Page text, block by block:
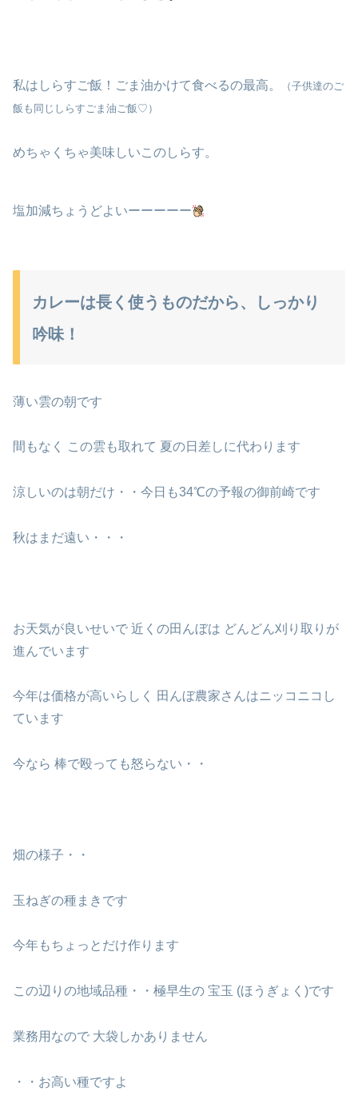
私はしらすご飯！ごま油かけて食べるの最高。
（子供達のご
飯も同じしらすごま油ご飯♡）
めちゃくちゃ美味しいこのしらす。
塩加減ちょうどよいーーーーー
カレーは長く使うものだから、しっかり
吟味！
薄い雲の朝です
間もなく この雲も取れて 夏の日差しに代わります
涼しいのは朝だけ・・今日も34℃の予報の御前崎です
秋はまだ遠い・・・
お天気が良いせいで 近くの田んぼは どんどん刈り取りが
進んでいます
今年は価格が高いらしく 田んぼ農家さんはニッコニコし
ています
今なら 棒で殴っても怒らない・・
畑の様子・・
玉ねぎの種まきです
今年もちょっとだけ作ります
この辺りの地域品種・・極早生の 宝玉 (ほうぎょく)です
業務用なので 大袋しかありません
・・お高い種ですよ